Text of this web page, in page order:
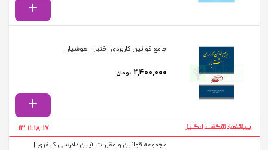
جامع قوانین کاربردی اختبار | هوشیار
۲,۴۰۰,۰۰۰ تومان
13:11:18:17
مجموعه قوانین و مقررات آیین دادرسی کیفری |